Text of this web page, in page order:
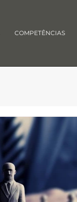
COMPETÊNCIAS